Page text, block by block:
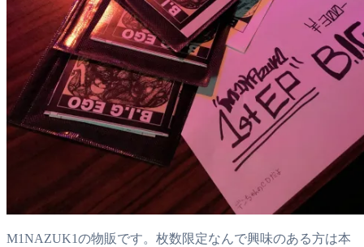
M1NAZUK1の物販です。枚数限定なんで興味のある方は本